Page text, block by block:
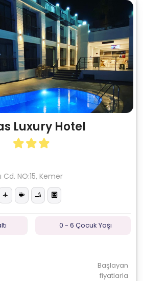
Luxury Hotel
Cd. NO:15, Kemer
0 - 6 Çocuk Yaşı
Başlayan
fiyatlarla